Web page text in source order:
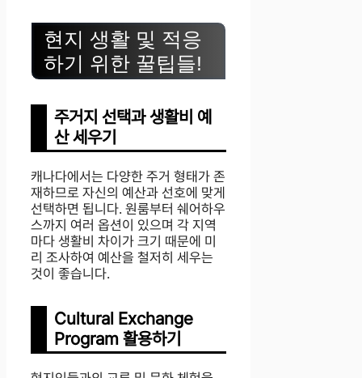
현지 생활 및 적응
하기 위한 꿀팁들!
주거지 선택과 생활비 예
산 세우기
캐나다에서는 다양한 주거 형태가 존
재하므로 자신의 예산과 선호에 맞게
선택하면 됩니다. 원룸부터 쉐어하우
스까지 여러 옵션이 있으며 각 지역
마다 생활비 차이가 크기 때문에 미
리 조사하여 예산을 철저히 세우는
것이 좋습니다.
Cultural Exchange
Program 활용하기